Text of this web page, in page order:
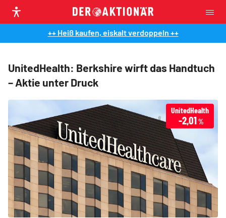
++ Heiß kaufen, eiskalt verdoppeln ++
UnitedHealth: Berkshire wirft das Handtuch
– Aktie unter Druck
UnitedHealth
-2,01 %